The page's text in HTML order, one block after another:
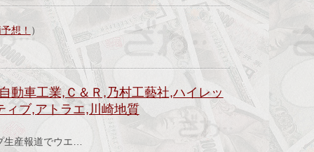
想！ ）
車工業,Ｃ＆Ｒ,乃村工藝社,ハイレッ
ィブ,アトラエ,川崎地質
報道でウエ…